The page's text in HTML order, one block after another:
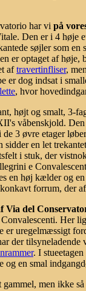
har vi på
Den er i 4 høje
søjler som
er optaget af
aftravertinfliser,
er dog indsat i
, hvor
højt og smalt, 3-
våbenskjold.
3 øvre etager
sidder en let
i stuk, der
e
en høj kælder og
forrum, der
Via del
Her
uregelmæssigt
der tilsyneladende
. I
og en smal
men ikke